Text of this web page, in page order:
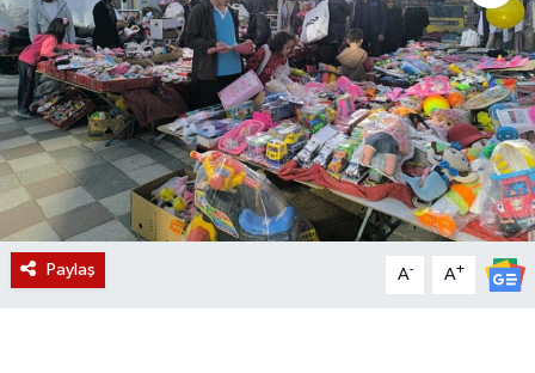
Paylaş A- A+